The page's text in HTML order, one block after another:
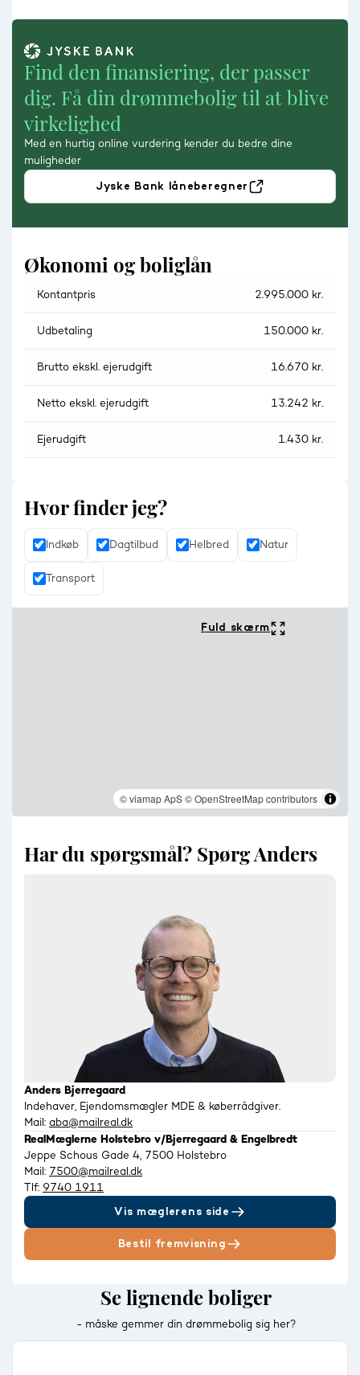
Find den finansiering, der passer
dig. Få din drømmebolig til at blive
virkelighed
Med en hurtig online vurdering kender du bedre dine
muligheder
Jyske Bank låneberegner
Økonomi og boliglån
Kontantpris 2.995.000 kr.
Udbetaling 150.000 kr.
Brutto ekskl. ejerudgift 16.670 kr.
Netto ekskl. ejerudgift 13.242 kr.
Ejerudgift 1.430 kr.
Hvor finder jeg?
Indkøb Dagtilbud Helbred Natur
Transport
Fuld skærm
© viamap ApS© OpenStreetMap contributors
Har du spørgsmål? Spørg Anders
Anders Bjerregaard
Indehaver, Ejendomsmægler MDE & køberrådgiver.
Mail: aba@mailreal.dk
RealMæglerne Holstebro v/Bjerregaard & Engelbredt
Jeppe Schous Gade 4, 7500 Holstebro
Mail: 7500@mailreal.dk
Tlf: 9740 1911
Vis mæglerens side
Bestil fremvisning
Se lignende boliger
- måske gemmer din drømmebolig sig her?